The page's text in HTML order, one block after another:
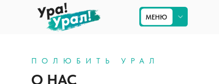
Приём на Урале
МЕНЮ
МЕНЮ
О НАС
ПОЛЮБИТЬ УРАЛ